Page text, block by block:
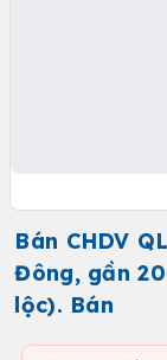
Bán CHDV
Đông, gần
lộc). Bán